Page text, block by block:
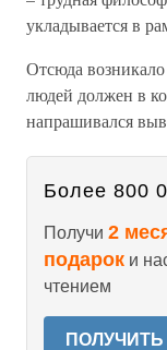
укладывается в
Отсюда
людей должен в
напрашивался
Более 800
Получи 2
подарок и
чтением